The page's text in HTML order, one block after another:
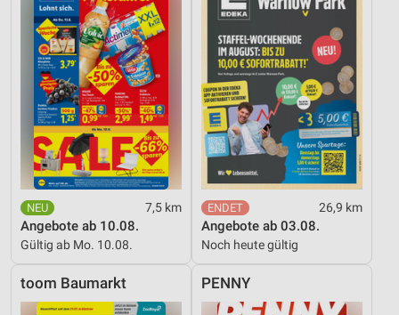
7,5 km
Angebote ab 10.08.
Gültig ab Mo. 10.08.
26,9 km
Angebote ab 03.08.
Noch heute gültig
toom Baumarkt PENNY